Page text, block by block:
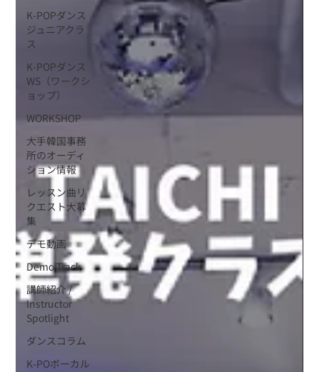
K-POPダンス
ジュニアクラ
ス
K-POPダンス
WS（ワークシ
ョップ）
WORKSHOP
大手韓国事務
所のオーディ
ション情報
レッスン曲リ
クエスト大募
集
デモ動画
Demo Track
講師紹介 /
Instructor
Spotlight
ダンスコラム
K-POボーカル